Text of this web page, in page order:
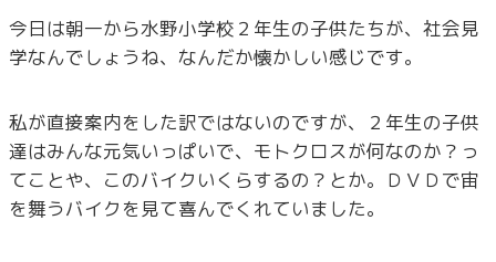
今日は朝一から水野小学校２年生の子供たちが、社会見
学なんでしょうね、なんだか懐かしい感じです。
私が直接案内をした訳ではないのですが、２年生の子供
達はみんな元気いっぱいで、モトクロスが何なのか？っ
てことや、このバイクいくらするの？とか。ＤＶＤで宙
を舞うバイクを見て喜んでくれていました。